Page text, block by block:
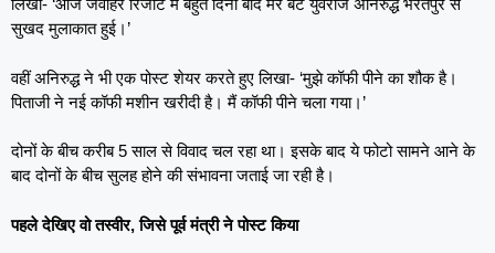
लिखा- ‘आज जवाहर रिजॉर्ट में बहुत दिनों बाद मेरे बेटे युवराज अनिरुद्ध भरतपुर से
सुखद मुलाकात हुई।’
वहीं अनिरुद्ध ने भी एक पोस्ट शेयर करते हुए लिखा- ‘मुझे कॉफी पीने का शौक है।
पिताजी ने नई कॉफी मशीन खरीदी है। मैं कॉफी पीने चला गया।’
दोनों के बीच करीब 5 साल से विवाद चल रहा था। इसके बाद ये फोटो सामने आने के
बाद दोनों के बीच सुलह होने की संभावना जताई जा रही है।
पहले देखिए वो तस्वीर, जिसे पूर्व मंत्री ने पोस्ट किया